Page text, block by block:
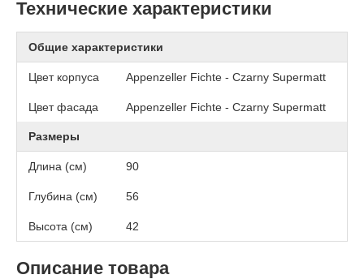
Технические характеристики
Общие характеристики
Цвет корпуса Appenzeller Fichte - Czarny Supermatt
Цвет фасада Appenzeller Fichte - Czarny Supermatt
Размеры
Длина (см) 90
Глубина (см) 56
Высота (см) 42
Описание товара